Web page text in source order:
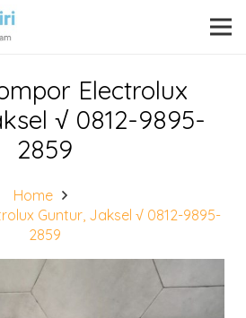
Electrolux
√ 0812-9895-
2859
Home
Guntur, Jaksel √ 0812-9895-
2859